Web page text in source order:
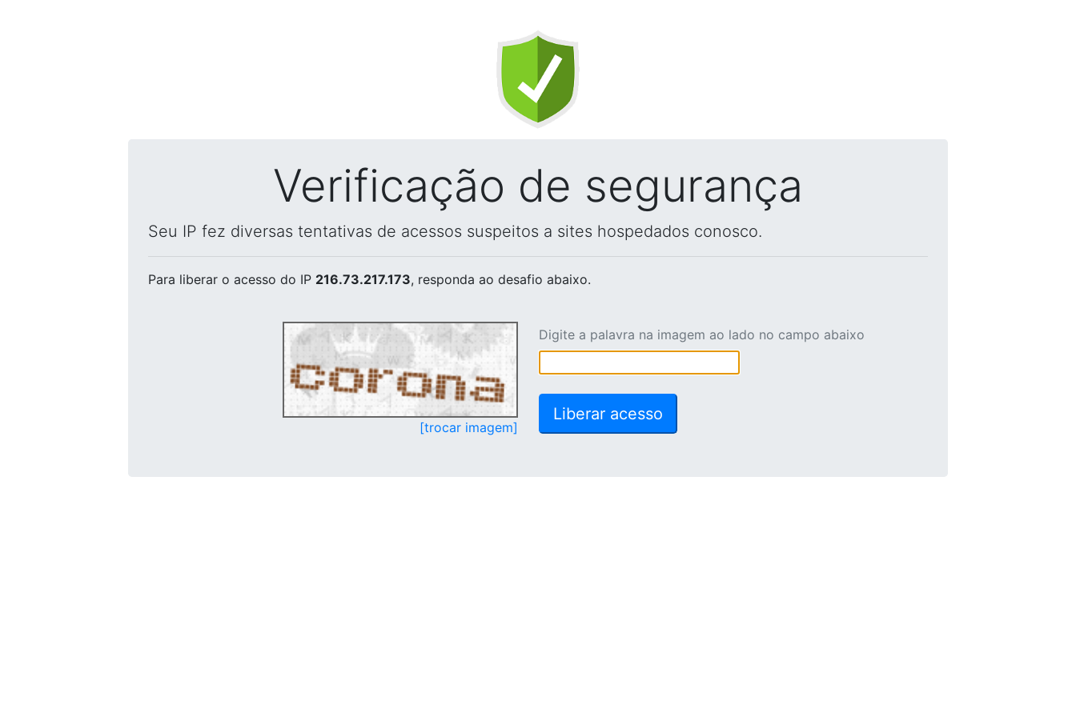
Verificação de segurança
Seu IP fez diversas tentativas de acessos suspeitos a sites hospedados conosco.
Para liberar o acesso do IP 216.73.217.173, responda ao desafio abaixo.
[trocar imagem]
Digite a palavra na imagem ao lado no campo abaixo